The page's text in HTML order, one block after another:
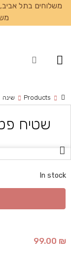
משלוחים בתל
Products שינה
שטיח
In stock
99.00 ₪